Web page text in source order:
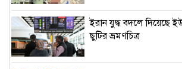
ইরান যুদ্ধ বদলে দিয়েছে
ছুটির ভ্রমণচিত্র